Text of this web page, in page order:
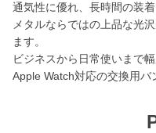
通気性に優れ、長時間の装
メタルならではの上品な光
ます。
ビジネスから日常使いまで
Apple Watch対応の交換用バ